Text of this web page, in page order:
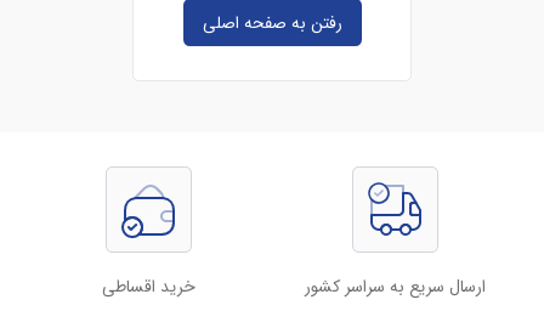
رفتن به صفحه‌ اصلی
ارسال سریع به سراسر کشور خرید اقساطی